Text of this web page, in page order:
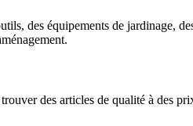
des équipements de jardinage,
des articles de qualité à des